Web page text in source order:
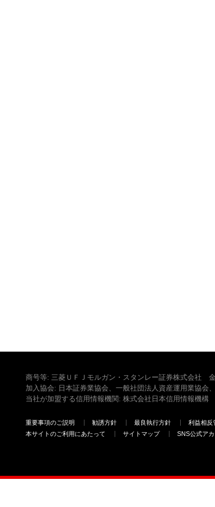
商号等: 三菱ＵＦＪモルガン・スタンレー証券株式会社
加入協会: 日本証券業協会、一般社団法人資産運用業協会
当社が加盟する信用情報機関: 株式会社日本信用情報機構
重要事項のご説明 勧誘方針 最良執行方針 利益相反
本サイトのご利用にあたって
サイトマップ SNS公式ア